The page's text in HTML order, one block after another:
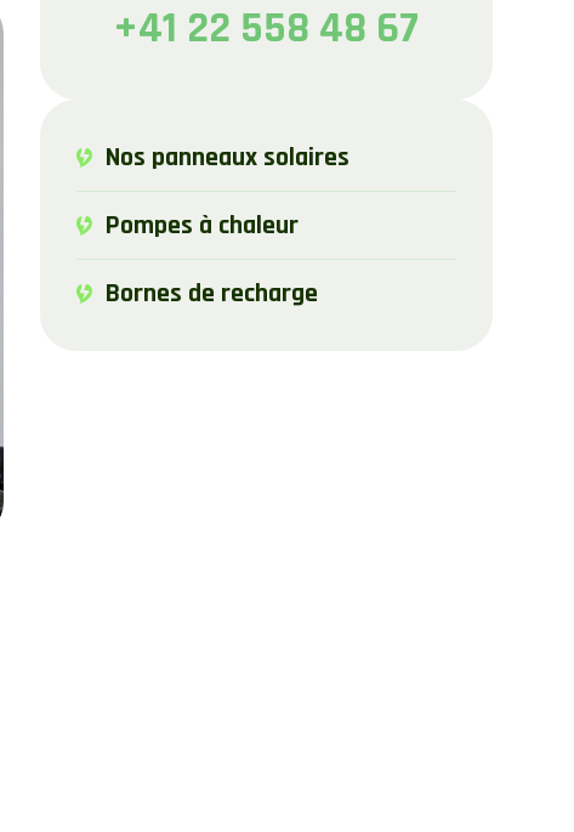
+41 22 558 48 67
Nos panneaux solaires
Pompes à chaleur
Bornes de recharge